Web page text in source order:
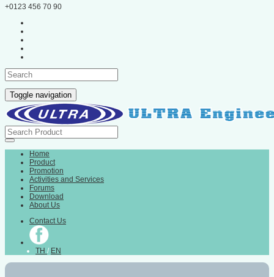
+0123 456 70 90
Toggle navigation
Home
Product
Promotion
Activities and Services
Forums
Download
About Us
Contact Us
TH / EN